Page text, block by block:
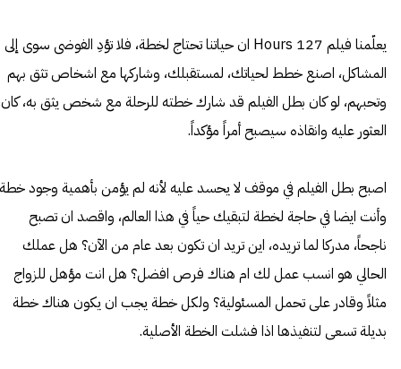
يعلّمنا فيلم 127 Hours ان حياتنا تحتاج لخطة، فلا تؤدِ الفوضى سوى إلى
المشاكل، اصنع خطط لحياتك، لمستقبلك، وشاركها مع اشخاص تثق بهم
وتحبهم، لو كان بطل الفيلم قد شارك خطته للرحلة مع شخص يثق به، كان
العثور عليه وانقاذه سيصبح أمراً مؤكداً.
اصبح بطل الفيلم في موقف لا يحسد عليه لأنه لم يؤمن بأهمية وجود
وأنت ايضا في حاجة لخطة لتبقيك حياً في هذا العالم، واقصد ان تصبح
ناجحاً، مدركا لما تريده، اين تريد ان تكون بعد عام من الآن؟ هل عملك
الحالي هو انسب عمل لك ام هناك فرص افضل؟ هل انت مؤهل للزواج
مثلاً وقادر على تحمل المسئولية؟ ولكل خطة يجب ان يكون هناك خطة
بديلة تسعى لتنفيذها اذا فشلت الخطة الأصلية.